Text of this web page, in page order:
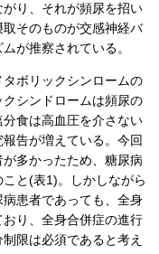
り、それが頻尿を招い
そのものが交感神経バ
が推察されている。
ボリックシンロームの
シンドロームは頻尿の
食は高血圧を介さない
告が増えている。今回
多かったため、糖尿病
と(表1)。しかしながら
患者であっても、全身
り、全身合併症の進行
限は必須であると考え